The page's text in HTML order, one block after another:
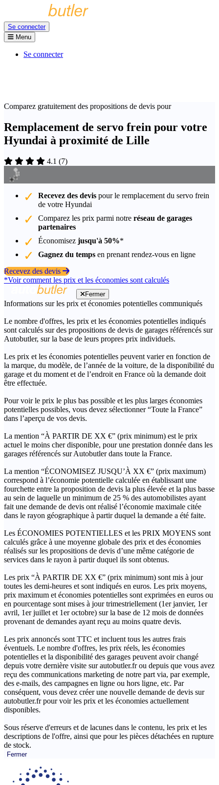
Se connecter
Menu
Se connecter
Comparez gratuitement des propositions de devis pour
Remplacement de servo frein pour votre
Hyundai à proximité de Lille
4.1 (7)
Recevez des devis pour le remplacement du servo frein
de votre Hyundai
Comparez les prix parmi notre réseau de garages
partenaires
Économisez jusqu'à 50%*
Gagnez du temps en prenant rendez-vous en ligne
Recevez des devis
*Voir comment les prix et les économies sont calculés
Fermer
Informations sur les prix et économies potentielles communiqués
Le nombre d'offres, les prix et les économies potentielles indiqués
sont calculés sur des propositions de devis de garages référencés sur
Autobutler, sur la base de leurs propres prix individuels.
Les prix et les économies potentielles peuvent varier en fonction de
la marque, du modèle, de l’année de la voiture, de la disponibilité du
garage et du moment et de l’endroit en France où la demande doit
être effectuée.
Pour voir le prix le plus bas possible et les plus larges économies
potentielles possibles, vous devez sélectionner “Toute la France”
dans l’aperçu de vos devis.
La mention “À PARTIR DE XX €” (prix minimum) est le prix
actuel le moins cher disponible, pour une prestation donnée dans les
garages référencés sur Autobutler dans toute la France.
La mention “ÉCONOMISEZ JUSQU’À XX €” (prix maximum)
correspond à l’économie potentielle calculée en établissant une
fourchette entre la proposition de devis la plus élevée et la plus basse
au sein de laquelle un minimum de 25 % des automobilistes ayant
fait une demande de devis ont réalisé l’économie maximale citée
dans le rayon géographique à partir duquel la demande a été faite.
Les ÉCONOMIES POTENTIELLES et les PRIX MOYENS sont
calculés grâce à une moyenne globale des prix et des économies
réalisés sur les propositions de devis d’une même catégorie de
services dans le rayon à partir duquel ils sont obtenus.
Les prix “À PARTIR DE XX €” (prix minimum) sont mis à jour
toutes les demi-heures et sont indiqués en euros. Les prix moyens,
prix maximum et économies potentielles sont exprimées en euros ou
en pourcentage sont mises à jour trimestriellement (1er janvier, 1er
avril, 1er juillet et 1er octobre) sur la base de 12 mois de données
provenant de demandes ayant reçu au moins quatre devis.
Les prix annoncés sont TTC et incluent tous les autres frais
éventuels. Le nombre d'offres, les prix réels, les économies
potentielles et la disponibilité des garages peuvent avoir changé
depuis votre dernière visite sur autobutler.fr ou depuis que vous avez
reçu des communications marketing de notre part via, par exemple,
des e-mails, des campagnes en ligne ou hors ligne, etc. Par
conséquent, vous devez créer une nouvelle demande de devis sur
autobutler.fr pour voir les prix et les économies actuellement
disponibles.
Sous réserve d'erreurs et de lacunes dans le contenu, les prix et les
descriptions de l'offre, ainsi que pour les pièces détachées en rupture
de stock.
Fermer